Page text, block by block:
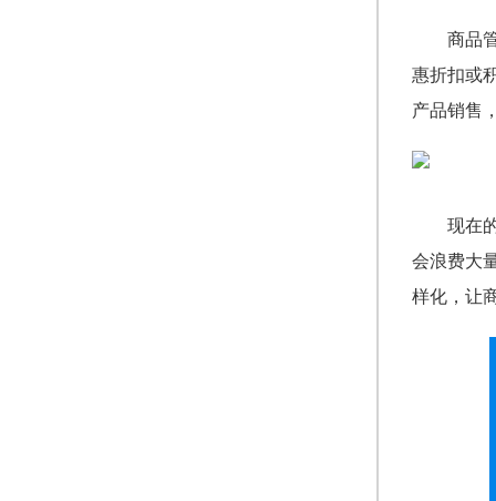
商品
惠折扣或
产品销售
现在
会浪费大
样化，让